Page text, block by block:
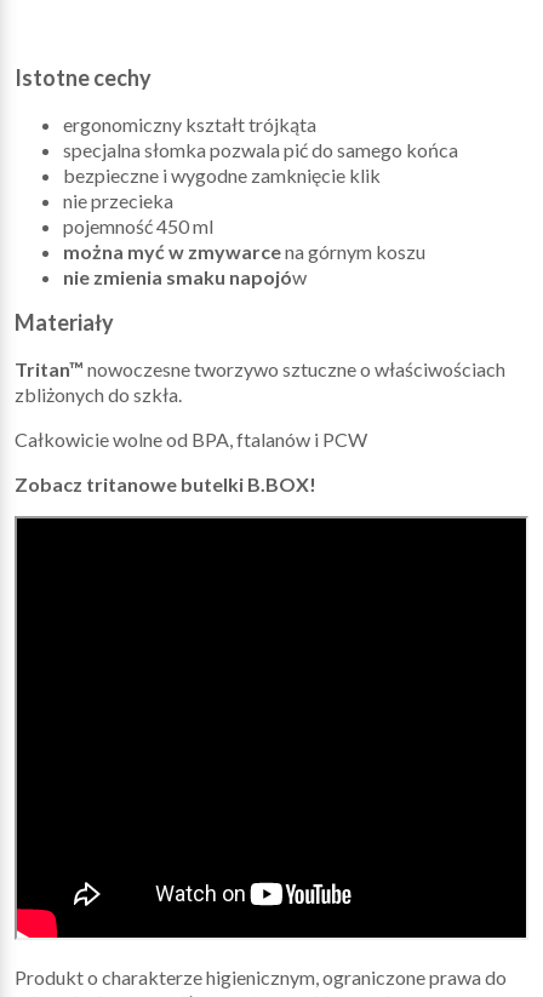
Istotne cechy
ergonomiczny kształt trójkąta
specjalna słomka pozwala pić do samego końca
bezpieczne i wygodne zamknięcie klik
nie przecieka
pojemność 450 ml
można myć w zmywarcena górnym koszu
nie zmienia smaku napojów
Materiały
Tritan™ nowoczesne tworzywo sztuczne o właściwościach
zbliżonych do szkła.
Całkowicie wolne od BPA, ftalanów i PCW
Zobacz tritanowe butelki B.BOX!
Produkt o charakterze higienicznym, ograniczone prawa do